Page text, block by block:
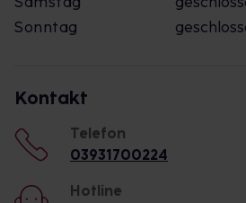
Sonntag
Kontakt
Telefon
03931700224
Hotline